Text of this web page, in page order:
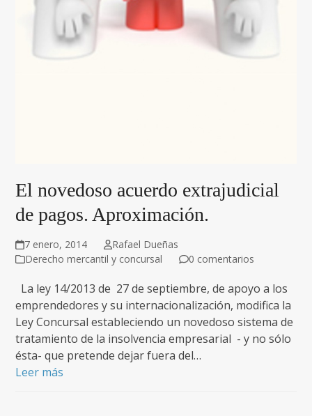
El novedoso acuerdo extrajudicial
de pagos. Aproximación.
7 enero, 2014
Rafael Dueñas
Derecho mercantil y concursal
0 comentarios
La ley 14/2013 de 27 de septiembre, de apoyo a los
emprendedores y su internacionalización, modifica la
Ley Concursal estableciendo un novedoso sistema de
tratamiento de la insolvencia empresarial - y no sólo
ésta- que pretende dejar fuera del…
Leer más